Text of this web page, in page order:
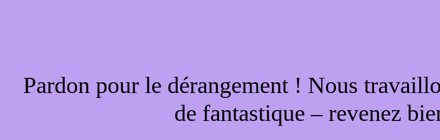
Pardon pour le dérangement ! Nous
de fantastique – revenez